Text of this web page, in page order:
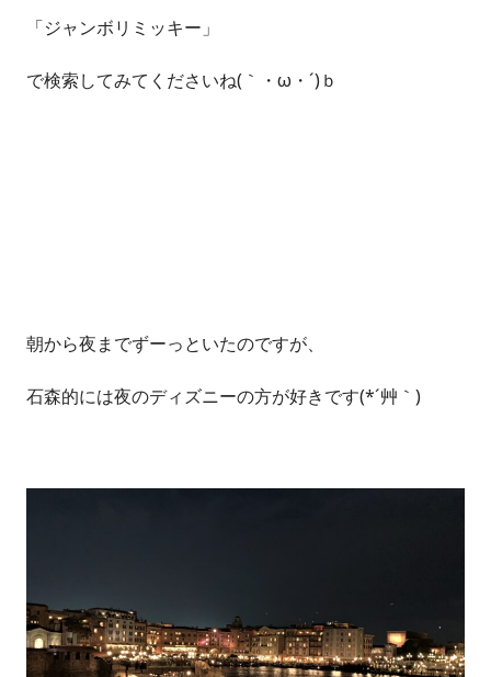
「ジャンボリミッキー」
で検索してみてくださいね(｀・ω・´)ｂ
朝から夜までずーっといたのですが、
石森的には夜のディズニーの方が好きです(*´艸｀)